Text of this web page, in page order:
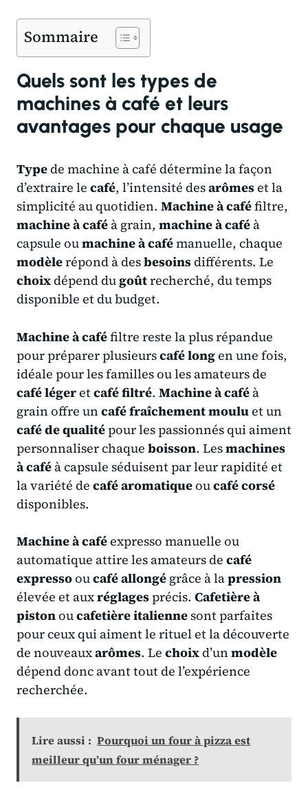
Sommaire
Quels sont les types de
machines à café et leurs
avantages pour chaque usage
Typede machine à café détermine la façon
d’extraire le café, l’intensité desarômeset la
simplicité au quotidien. Machine à caféfiltre,
machine à café à grain, machine à café à
capsule oumachine à cafémanuelle, chaque
modèlerépond à desbesoinsdifférents. Le
choixdépend dugoûtrecherché, du temps
disponible et du budget.
Machine à caféfiltre reste la plus répandue
pour préparer plusieurscafé longen une fois,
idéale pour les familles ou les amateurs de
café légeretcafé filtré. Machine à café à
grain offre uncafé fraîchement mouluet un
café de qualitépour les passionnés qui aiment
personnaliser chaque boisson. Lesmachines
à café à capsule séduisent par leur rapidité et
la variété de café aromatiqueoucafé corsé
disponibles.
Machine à caféexpresso manuelle ou
automatique attire les amateurs de café
expressooucafé allongé grâce à lapression
élevée et auxréglagesprécis. Cafetière à
pistonoucafetière italienne sont parfaites
pour ceux qui aiment le rituel et la découverte
de nouveauxarômes. Le choixd’unmodèle
dépend donc avant tout de l’expérience
recherchée.
Lire aussi : Pourquoi un four à pizza est
meilleur qu’un four ménager ?